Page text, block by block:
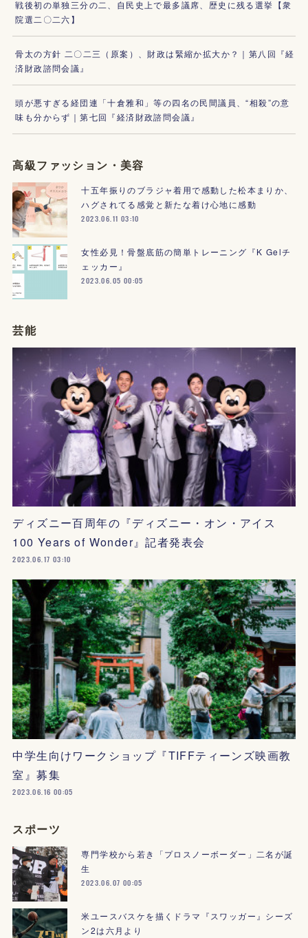
戦後初の単独三分の二、自民史上で最多議席、歴史に残る選挙【衆
院選二〇二六】
骨太の方針 二〇二三（原案）、財政は緊縮か拡大か？｜第八回『経
済財政諮問会議』
頭が悪すぎる経団連「十倉雅和」等の四名の民間議員、“相殺”の意
味も分からず｜第七回『経済財政諮問会議』
高級ファッション・美容
十五年振りのブラジャ着用で感動した松本まりか、
ハグされてる感覚と新たな着け心地に感動
2023.06.11 03:10
女性必見！骨盤底筋の簡単トレーニング『K Gelチ
ェッカー』
2023.06.05 00:05
芸能
ディズニー百周年の『ディズニー・オン・アイス
100 Years of Wonder』記者発表会
2023.06.17 03:10
中学生向けワークショップ『TIFFティーンズ映画教
室』募集
2023.06.16 00:05
スポーツ
専門学校から若き「プロスノーボーダー」二名が誕
生
2023.06.07 00:05
米ユースバスケを描くドラマ『スワッガー』シーズ
ン2は六月より